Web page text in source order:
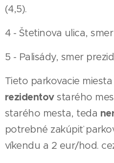
(4,5).
4 - Štetinova ulica,
5 - Palisády, smer
Tieto parkovacie
rezidentovstarého
starého mesta, teda
potrebné zakúpiť
víkendu a 2 eur/hod.